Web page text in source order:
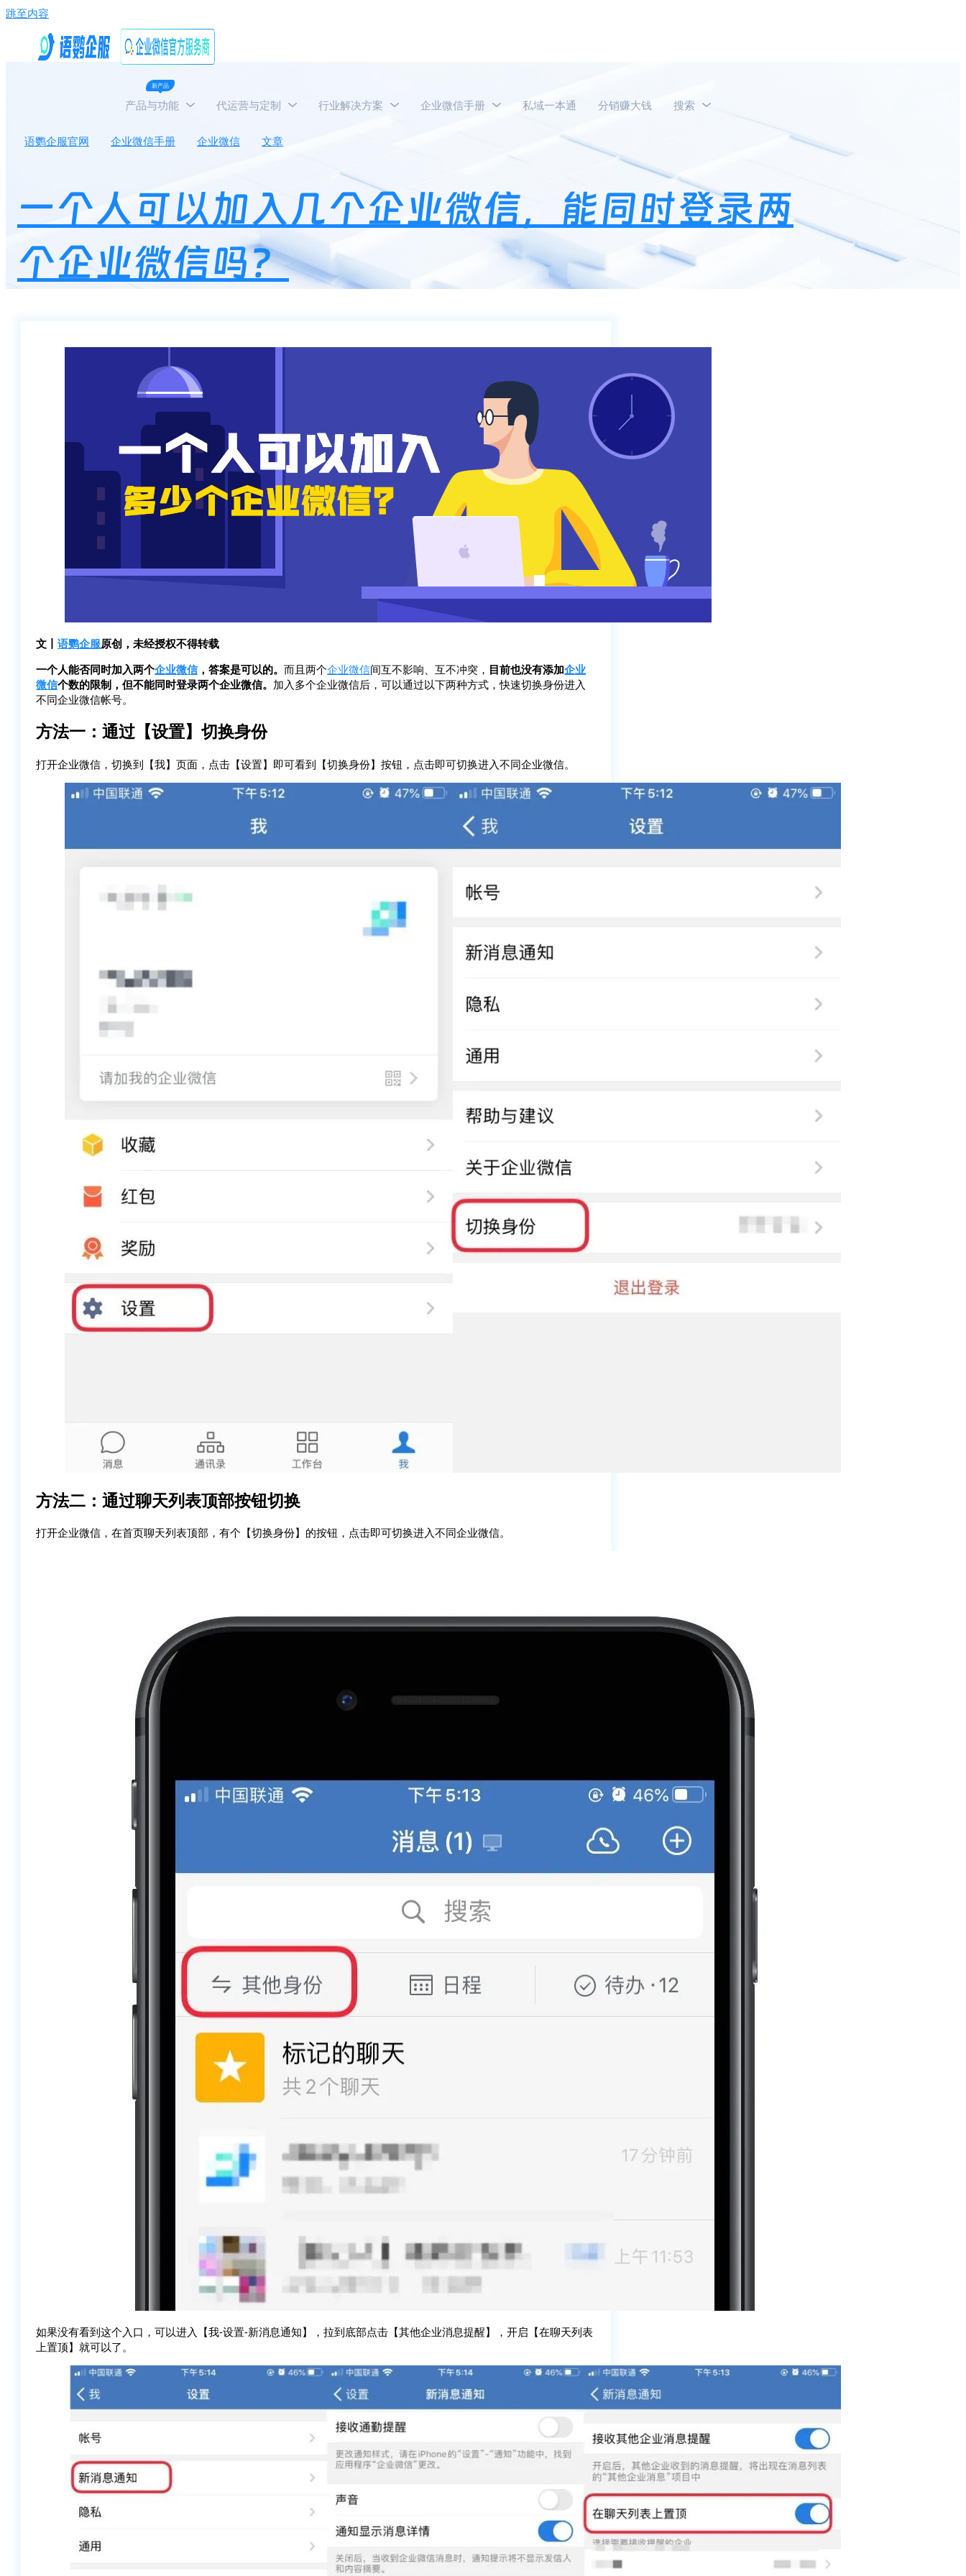
跳至内容
新产品
产品与功能 代运营与定制 行业解决方案 企业微信手册 私域一本通 分销赚大钱 搜索
语鹦企服官网 企业微信手册 企业微信 文章 一个人可以加入几个企业微信，能同时登录两个企业微信吗？
一个人可以加入几个企业微信，能同时登录两
个企业微信吗？
文丨 语鹦企服原创，未经授权不得转载
一个人能否同时加入两个企业微信，答案是可以的。 而且两个企业微信间互不影响、互不冲突， 目前也没有添加企业
微信个数的限制，但不能同时登录两个企业微信。 加入多个企业微信后，可以通过以下两种方式，快速切换身份进入
不同企业微信帐号。
方法一：通过【设置】切换身份
打开企业微信，切换到【我】页面，点击【设置】即可看到【切换身份】按钮，点击即可切换进入不同企业微信。
方法二：通过聊天列表顶部按钮切换
打开企业微信，在首页聊天列表顶部，有个【切换身份】的按钮，点击即可切换进入不同企业微信。
如果没有看到这个入口，可以进入【我-设置-新消息通知】，拉到底部点击【其他企业消息提醒】，开启【在聊天列表
上置顶】就可以了。